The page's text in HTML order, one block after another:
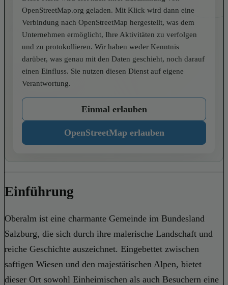
OpenStreetMap.org geladen. Mit Klick wird dann eine
Verbindung nach OpenStreetMap hergestellt, was dem
Unternehmen ermöglicht, Ihre Aktivitäten zu verfolgen
und zu protokollieren. Wir haben weder Kenntnis
darüber, was genau mit den Daten geschieht, noch darauf
einen Einfluss. Sie nutzen diesen Dienst auf eigene
Verantwortung.
Einmal erlauben
OpenStreetMap erlauben
Einführung
Oberalm ist eine charmante Gemeinde im Bundesland
Salzburg, die sich durch ihre malerische Landschaft und
reiche Geschichte auszeichnet. Eingebettet zwischen
saftigen Wiesen und den majestätischen Alpen, bietet
dieser Ort sowohl Einheimischen als auch Besuchern eine